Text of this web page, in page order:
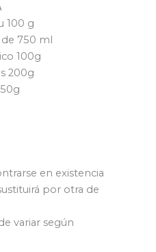
100 g
de 750 ml
100g
200g
en existencia
por otra de
variar según